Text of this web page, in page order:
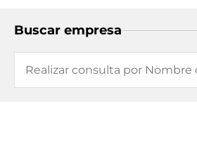
Buscar empresa